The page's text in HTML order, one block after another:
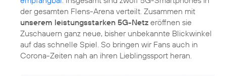
der gesamten Flens-Arena verteilt. Zusammen mit
unserem leistungsstarken 5G-Netz eröffnen sie
Zuschauern ganz neue, bisher unbekannte Blickwinkel
auf das schnelle Spiel. So bringen wir Fans auch in
Corona-Zeiten nah an ihren Lieblingssport heran.